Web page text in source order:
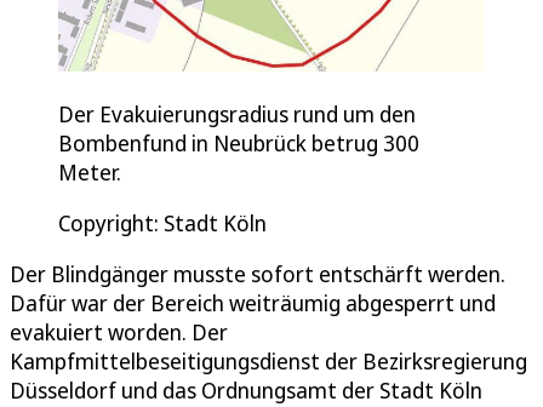
Der Evakuierungsradius rund um den
Bombenfund in Neubrück betrug 300
Meter.
Copyright: Stadt Köln
Der Blindgänger musste sofort entschärft werden.
Dafür war der Bereich weiträumig abgesperrt und
evakuiert worden. Der
Kampfmittelbeseitigungsdienst der Bezirksregierung
Düsseldorf und das Ordnungsamt der Stadt Köln